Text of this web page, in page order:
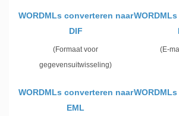
WORDMLs converteren naar
DIF
(Formaat voor
gegevensuitwisseling)
(E-
WORDMLs converteren naar
EML